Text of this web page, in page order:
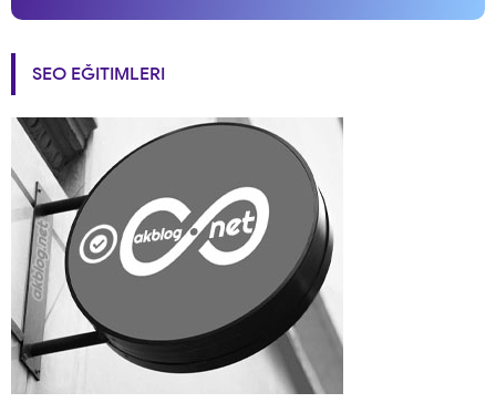
SEO EĞITIMLERI